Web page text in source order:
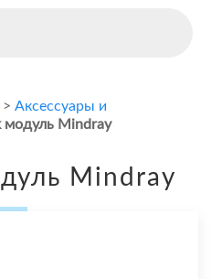
> Аксессуары и
модуль Mindray
Mindray